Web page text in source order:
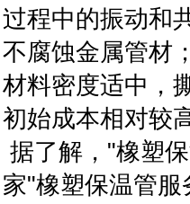
过程中的振动和
不腐蚀金属管材
材料密度适中，
初始成本相对较
据了解，"橡塑
家"橡塑保温管服